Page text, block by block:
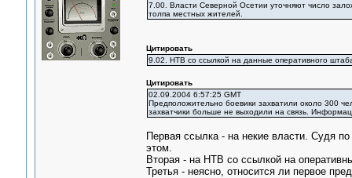
7.00. Власти Северной Осетии уточняют число
толпа местных жителей.
Цитировать
9.02. НТВ со ссылкой на данные оперативного
Цитировать
02.09.2004 6:57:25 GMT
Предположительно боевики захватили около 300
захватчики больше не выходили на связь.
Первая ссылка - на некие власти. Судя
этом.
Вторая - на НТВ со ссылкой на
Третья - неясно, относится ли первое